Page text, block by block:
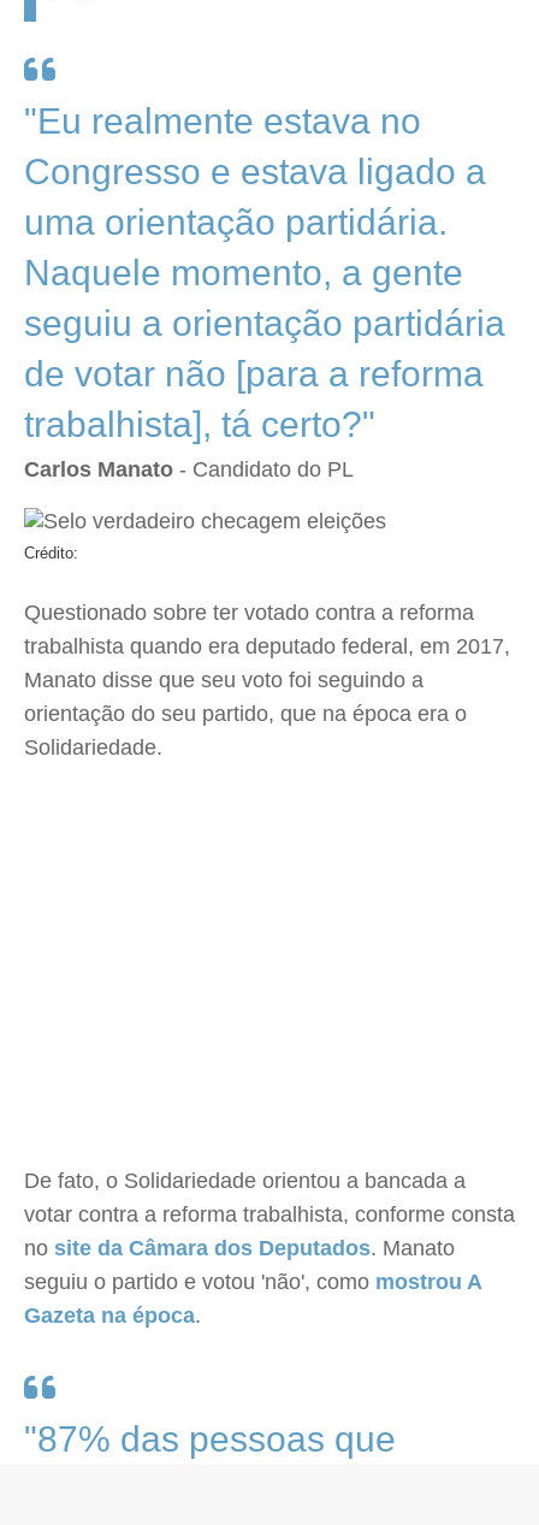
"Eu realmente estava no
Congresso e estava ligado a
uma orientação partidária.
Naquele momento, a gente
seguiu a orientação partidária
de votar não [para a reforma
trabalhista], tá certo?"
Carlos Manato - Candidato do PL
Crédito:
Questionado sobre ter votado contra a reforma
trabalhista quando era deputado federal, em 2017,
Manato disse que seu voto foi seguindo a
orientação do seu partido, que na época era o
Solidariedade.
De fato, o Solidariedade orientou a bancada a
votar contra a reforma trabalhista, conforme consta
no site da Câmara dos Deputados. Manato
seguiu o partido e votou 'não', como mostrou A
Gazeta na época.
"87% das pessoas que